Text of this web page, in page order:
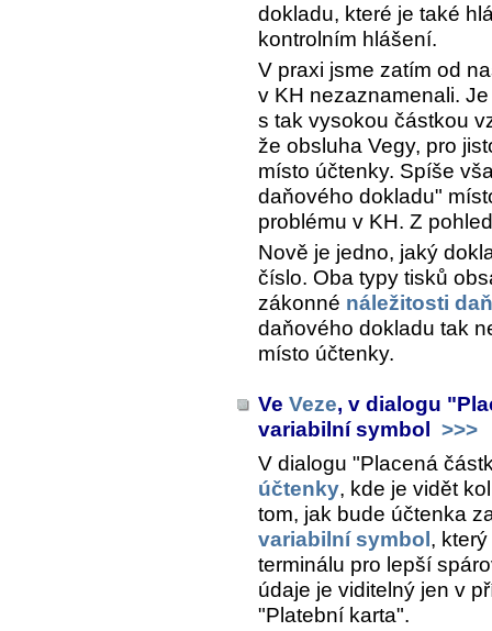
dokladu, které je také
kontrolním hlášení.
V praxi jsme zatím od
v KH nezaznamenali.
s tak vysokou částkou
že obsluha Vegy, pro
místo účtenky. Spíše
daňového dokladu"
problému v KH. Z
Nově je jedno, jaký
číslo. Oba typy tisků
zákonné náležitosti
daňového dokladu tak
místo účtenky.
Ve Veze, v dialogu
variabilní symbol >>>
V dialogu "Placená
účtenky, kde je vidět
tom, jak bude účtenka
variabilní symbol,
terminálu pro lepší
údaje je viditelný jen v
"Platební karta".